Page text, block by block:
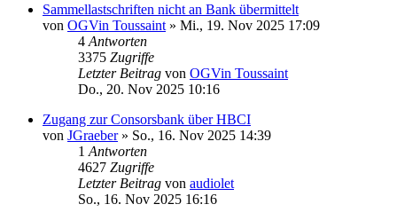
Sammellastschriften nicht an Bank übermittelt
von OGVin Toussaint » Mi., 19. Nov 2025 17:09
4 Antworten
3375 Zugriffe
Letzter Beitrag von OGVin Toussaint
Do., 20. Nov 2025 10:16
Zugang zur Consorsbank über HBCI
von JGraeber» So., 16. Nov 2025 14:39
1 Antworten
4627 Zugriffe
Letzter Beitrag von audiolet
So., 16. Nov 2025 16:16